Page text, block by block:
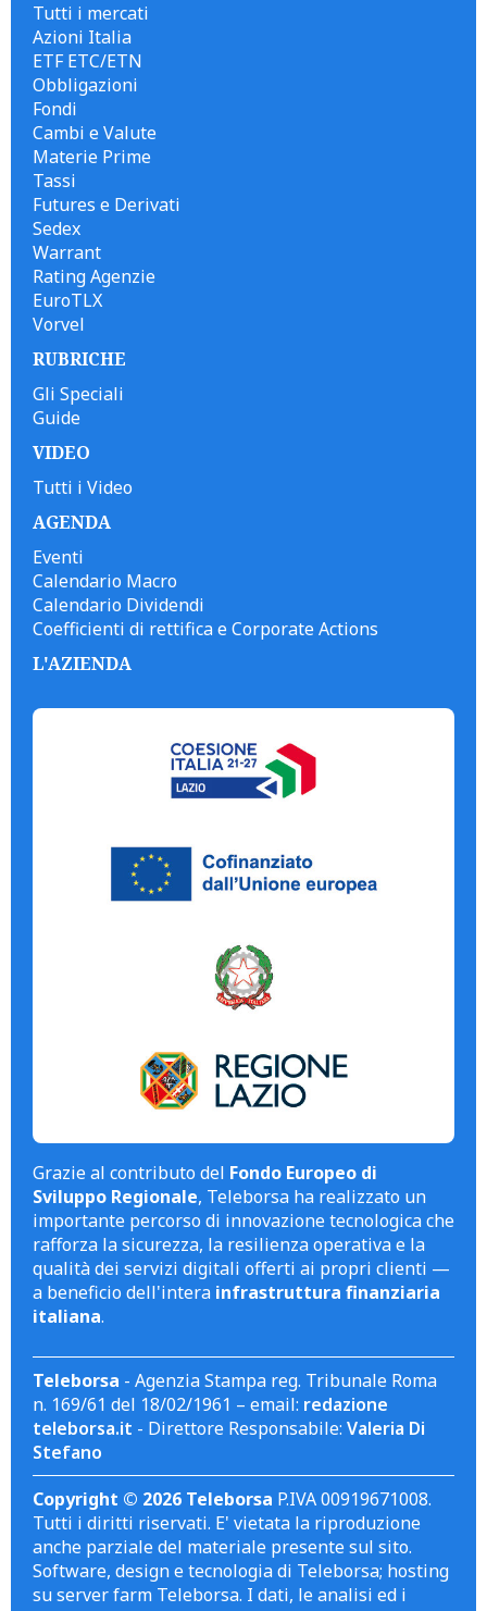
Tutti i mercati
Azioni Italia
ETF ETC/ETN
Obbligazioni
Fondi
Cambi e Valute
Materie Prime
Tassi
Futures e Derivati
Sedex
Warrant
Rating Agenzie
EuroTLX
Vorvel
RUBRICHE
Gli Speciali
Guide
VIDEO
Tutti i Video
AGENDA
Eventi
Calendario Macro
Calendario Dividendi
Coefficienti di rettifica e Corporate Actions
L'AZIENDA
Grazie al contributo del Fondo Europeo di
Sviluppo Regionale, Teleborsa ha realizzato un
importante percorso di innovazione tecnologica che
rafforza la sicurezza, la resilienza operativa e la
qualità dei servizi digitali offerti ai propri clienti —
a beneficio dell'intera infrastruttura finanziaria
italiana.
Teleborsa - Agenzia Stampa reg. Tribunale Roma
n. 169/61 del 18/02/1961 – email: redazione
teleborsa.it - Direttore Responsabile: Valeria Di
Stefano
Copyright © 2026 Teleborsa P.IVA 00919671008.
Tutti i diritti riservati. E' vietata la riproduzione
anche parziale del materiale presente sul sito.
Software, design e tecnologia di Teleborsa; hosting
su server farm Teleborsa. I dati, le analisi ed i